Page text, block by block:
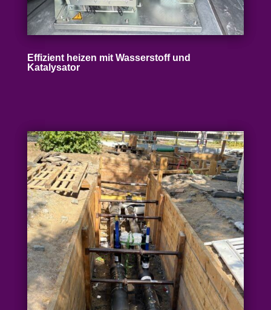
Effizient heizen mit Wasser­stoff und
Katalysator